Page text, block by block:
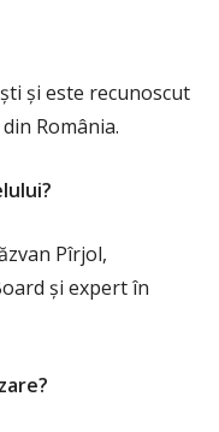
și este recunoscut
România.
Pîrjol,
și expert în